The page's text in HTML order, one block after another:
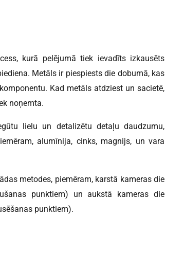
kurā pelējumā tiek ievadīts izkausēts
Metāls ir piespiests die dobumā, kas
Kad metāls atdziest un sacietē,
noņemta.
lielu un detalizētu detaļu daudzumu,
alumīnija, cinks, magnijs, un vara
metodes, piemēram, karstā kameras die
punktiem) un aukstā kameras die
punktiem).